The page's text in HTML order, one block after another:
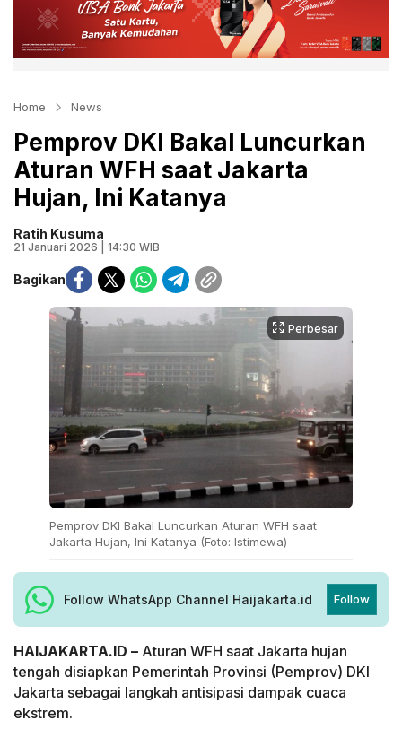
Home News
Pemprov DKI Bakal Luncurkan
Aturan WFH saat Jakarta
Hujan, Ini Katanya
Ratih Kusuma
21 Januari 2026 | 14:30 WIB
Bagikan
Perbesar
Pemprov DKI Bakal Luncurkan Aturan WFH saat
Jakarta Hujan, Ini Katanya (Foto: Istimewa)
Follow WhatsApp Channel Haijakarta.id Follow
HAIJAKARTA.ID – Aturan WFH saat Jakarta hujan
tengah disiapkan Pemerintah Provinsi (Pemprov) DKI
Jakarta sebagai langkah antisipasi dampak cuaca
ekstrem.